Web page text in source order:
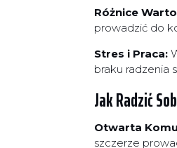
Różnice
prowadzić do
Stres i Praca:
braku radzenia
Jak Radzić
Otwarta
szczerze